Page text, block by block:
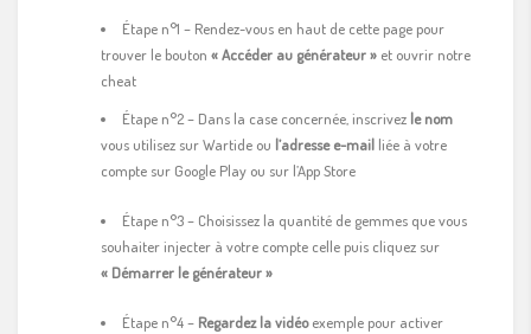
Étape n°1 – Rendez-vous en haut de cette page pour
trouver le bouton « Accéder au générateur » et ouvrir notre
cheat
Étape n°2 – Dans la case concernée, inscrivez le nom
vous utilisez sur Wartide ou l’adresse e-mail liée à votre
compte sur Google Play ou sur l’App Store
Étape n°3 – Choisissez la quantité de gemmes que vous
souhaiter injecter à votre compte celle puis cliquez sur
« Démarrer le générateur »
Étape n°4 – Regardez la vidéoexemple pour activer